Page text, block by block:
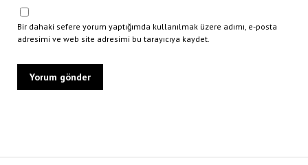
Bir dahaki sefere yorum yaptığımda kullanılmak üzere adımı, e-posta
adresimi ve web site adresimi bu tarayıcıya kaydet.